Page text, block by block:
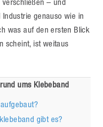
verschließen – und
genauso wie in
was auf den ersten Blick
scheint, ist weitaus
ums Klebeband
gibt es?